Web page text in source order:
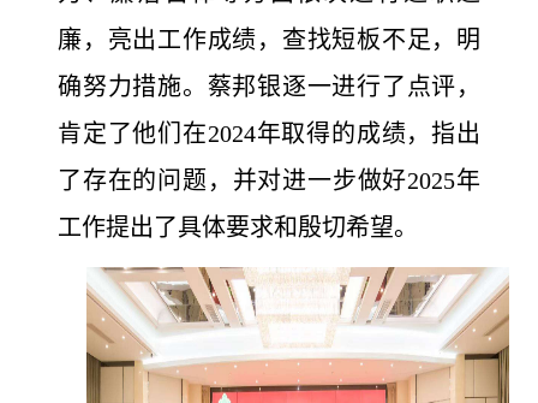
廉，亮出工作成绩，查找短板不足，明
确努力措施。蔡邦银逐一进行了点评，
肯定了他们在2024年取得的成绩，指出
了存在的问题，并对进一步做好2025年
工作提出了具体要求和殷切希望。